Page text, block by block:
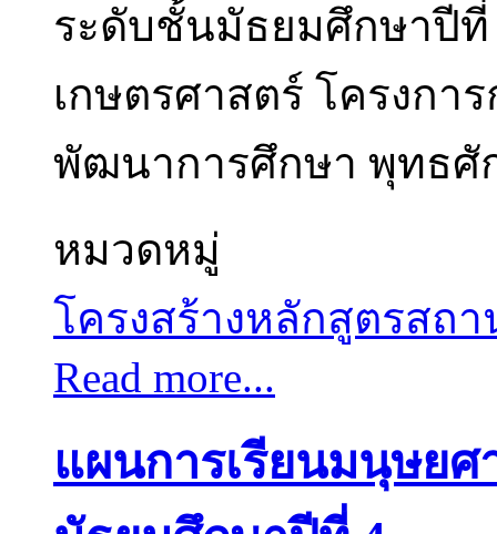
ระดับชั้นมัธยมศึกษาปีที่
เกษตรศาสตร์ โครงก
พัฒนาการศึกษา พุทธศั
หมวดหมู่
โครงสร้างหลักสูตรสถ
Read more...
แผนการเรียนมนุษย